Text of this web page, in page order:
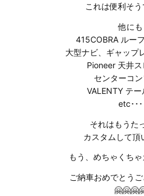
これは便利そう
他にも
415COBRA ルー
大型ナビ、ギャップ
Pioneer 天井
センターコ
VALENTY テ
etc･･･
それはもうた
カスタムして頂
もう、めちゃくち
ご納車おめでとう